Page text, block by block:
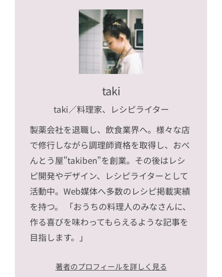
taki
taki／料理家、レシピライター
製薬会社を退職し、飲食業界へ。様々な店
で修行しながら調理師資格を取得し、おべ
んとう屋"takiben"を創業。その後はレシ
ピ開発やデザイン、レシピライターとして
活動中。Web媒体へ多数のレシピ掲載実績
を持つ。 「おうちの料理人のみなさんに、
作る喜びを味わってもらえるような記事を
目指します。」
著者のプロフィールを詳しく見る